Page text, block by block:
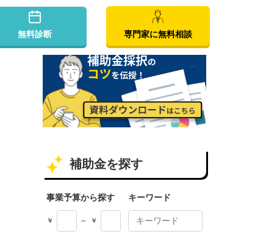
無料診断
専門家に無料相談
補助金を探す
事業予算から探す
￥ ～ ￥
キーワード